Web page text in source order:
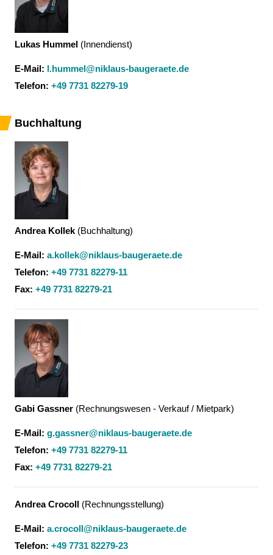
Lukas Hummel (Innendienst)
E-Mail: l.hummel@niklaus-baugeraete.de
Telefon: +49 7731 82279-19
Buchhaltung
Andrea Kollek (Buchhaltung)
E-Mail: a.kollek@niklaus-baugeraete.de
Telefon: +49 7731 82279-11
Fax: +49 7731 82279-21
Gabi Gassner (Rechnungswesen - Verkauf / Mietpark)
E-Mail: g.gassner@niklaus-baugeraete.de
Telefon: +49 7731 82279-11
Fax: +49 7731 82279-21
Andrea Crocoll (Rechnungsstellung)
E-Mail: a.crocoll@niklaus-baugeraete.de
Telefon: +49 7731 82279-23